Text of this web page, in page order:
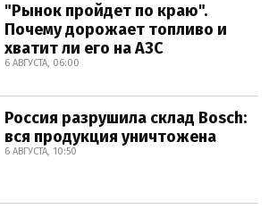
"Рынок пройдет по краю".
Почему дорожает топливо и
хватит ли его на АЗС
6 АВГУСТА, 06:00
Россия разрушила склад Bosch:
вся продукция уничтожена
6 АВГУСТА, 10:50